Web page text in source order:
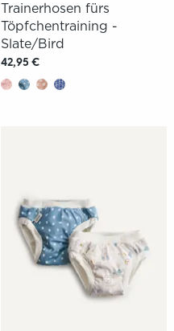
Trainerhosen fürs
Töpfchentraining -
Slate/Bird
42,95 €